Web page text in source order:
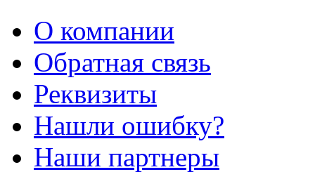
О компании
Обратная связь
Реквизиты
Нашли ошибку?
Наши партнеры